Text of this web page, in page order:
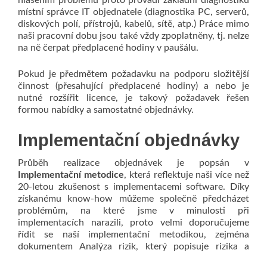
místní správce IT objednatele (diagnostika PC, serverů,
diskových polí, přístrojů, kabelů, sítě, atp.) Práce mimo
naši pracovní dobu jsou také vždy zpoplatněny, tj. nelze
na ně čerpat předplacené hodiny v paušálu.
Pokud je předmětem požadavku na podporu složitější
činnost (přesahující předplacené hodiny) a nebo je
nutné rozšířit licence, je takový požadavek řešen
formou nabídky a samostatné objednávky.
Implementační objednávky
Průběh realizace objednávek je popsán v
Implementační metodice, která reflektuje naši více než
20-letou zkušenost s implementacemi software. Díky
získanému know-how můžeme společně předcházet
problémům, na které jsme v minulosti při
implementacích narazili, proto velmi doporučujeme
řídit se naší implementační metodikou, zejména
dokumentem Analýza rizik, který popisuje rizika a